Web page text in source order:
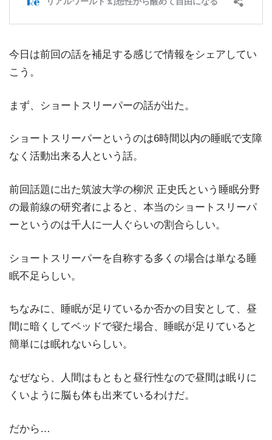
今日は前回の話を補足する感じで情報をシェアしてい
こう。
まず、ショートスリーパーの話が出た。
ショートスリーパーというのは6時間以内の睡眠で支障
なく活動出来る人という話。
前回話題に出た筑波大学の柳沢 正史氏という睡眠分野
の最前線の研究者によると、本当のショートスリーパ
ーというのは千人に一人ぐらいの割合らしい。
ショートスリーパーを自称する多くの場合は単なる睡
眠不足らしい。
ちなみに、睡眠が足りているか否かの目安として、昼
間に暗くしてベッドで寝た場合、睡眠が足りていると
簡単には眠れないらしい。
なぜなら、人間はもともと昼行性なので昼間は眠りに
くいように脳も体も出来ているわけだ。
だから…